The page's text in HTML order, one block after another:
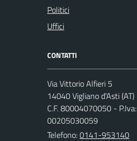
Politici
Uffici
CONTATTI
Via Vittorio Alfieri 5
14040 Vigliano d'Asti (AT)
C.F. 80004070050 - P.Iva:
00205030059
Telefono:0141-953140